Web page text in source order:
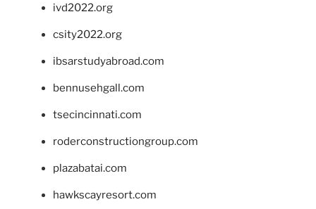
ivd2022.org
csity2022.org
ibsarstudyabroad.com
bennusehgall.com
tsecincinnati.com
roderconstructiongroup.com
plazabatai.com
hawkscayresort.com